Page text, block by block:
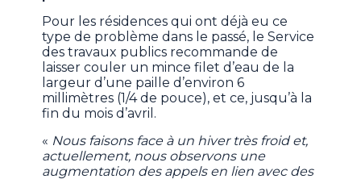
Pour les résidences qui ont déjà eu ce
type de problème dans le passé, le Service
des travaux publics recommande de
laisser couler un mince filet d’eau de la
largeur d’une paille d’environ 6
millimètres (1/4 de pouce), et ce, jusqu’à la
fin du mois d’avril.
« Nous faisons face à un hiver très froid et,
actuellement, nous observons une
augmentation des appels en lien avec des